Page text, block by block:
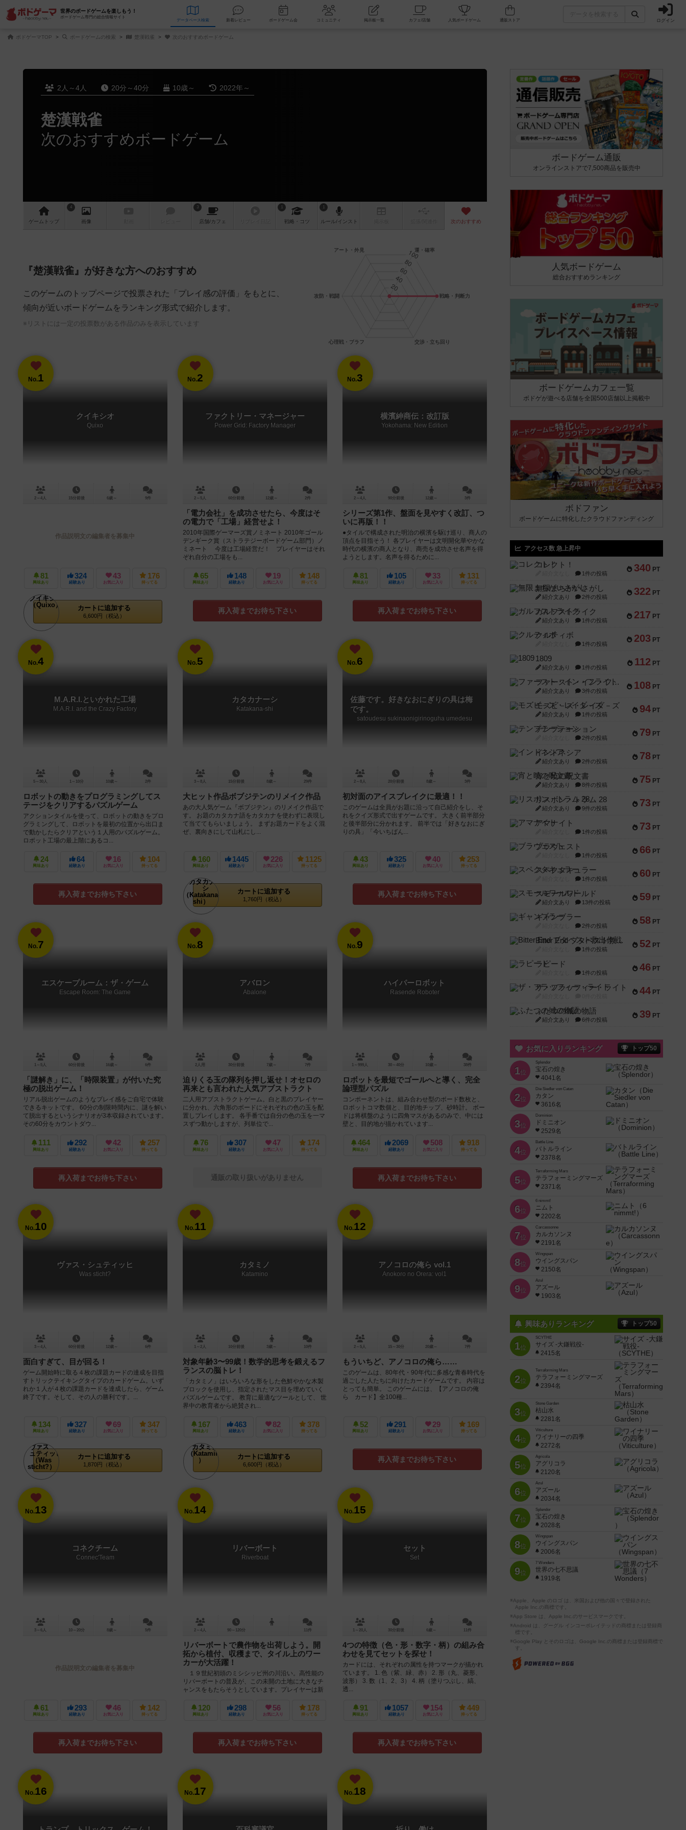
世界のボードゲームを楽しもう！
ボードゲーム専門の総合情報サイト
データベース 検索 新着レビュー ボードゲーム会 コミュニティ 掲示板一覧 カフェ/店舗 人気ボードゲーム ログイン
ボドゲーマTOP ボードゲームの検索 楚漢戦雀 次のおすすめボードゲーム
2人～4人 20分～40分 10歳～ 2022年～
楚漢戦雀
次のおすすめボードゲーム
ゲーム トップ
4
画像
3
店舗/カフェ
1
戦略 ・コツ
1
ルール/インスト 次のおすすめ
『楚漢戦雀』が好きな方へのおすすめ
このゲームのトップページで投票された「プレイ感の評価」をもとに、
傾向が近いボードゲームをランキング形式で紹介します。
※リストには一定の投票数がある作品のみを表示しています
No.1
クイキシオ
Quixo
2～4人 15分前後 6歳～ 9件
作品説明文の編集者を募集中
81
興味あり
324
経験あり
43
お気に入り
176
持ってる
カートに追加する
6,600円（税込）
No.2
ファクトリー・マネージャー
Power Grid: Factory Manager
2～5人 60分前後 12歳～ 2件
「電力会社」を成功させたら、今度はそ
の電力で「工場」経営せよ！
2010年国際ゲーマーズ賞ノミネート 2010年ゴール
デンギーク賞（ストラテジーボードゲーム部門）ノ
ミネート 今度は工場経営だ！ プレイヤーはそれ
ぞれ自分の工場をも...
65
興味あり
148
経験あり
19
お気に入り
148
持ってる
再入荷までお待ち下さい
No.3
横濱紳商伝：改訂版
Yokohama: New Edition
2～4人 90分前後 12歳～ 3件
シリーズ第1作、盤面を見やすく改訂、つ
いに再版！！
●タイルで構成された明治の横濱を駆け巡り、商人の
頂点を目指そう！ 各プレイヤーは文明開化華やかな
時代の横濱の商人となり、商売を成功させ名声を得
ようとします。名声を得るために...
81
興味あり
105
経験あり
33
お気に入り
131
持ってる
再入荷までお待ち下さい
No.4
M.A.R.I.といかれた工場
M.A.R.I. and the Crazy Factory
5～30人 1～10分 10歳～ 2件
ロボットの動きをプログラミングしてス
テージをクリアするパズルゲーム
アクションタイルを使って、ロボットの動きをプロ
グラミングして、ロボットを最初の位置から出口ま
で動かしたらクリアという１人用のパズルゲーム。
ロボット工場の最上階にあるコ...
24
興味あり
64
経験あり
16
お気に入り
104
持ってる
再入荷までお待ち下さい
No.5
カタカナーシ
Katakana-shi
3～8人 15分前後 8歳～ 29件
大ヒット作品ボブジテンのリメイク作品
あの大人気ゲーム『ボブジテン』のリメイク作品で
す。 お題のカタカナ語をカタカナを使わずに表現し
て当ててもらいましょう。 まずお題カードをよく混
ぜ、裏向きにして山札にし...
160
興味あり
1445
経験あり
226
お気に入り
1125
持ってる
カートに追加する
1,760円（税込）
No.6
佐藤です。好きなおにぎりの具は梅
です。
satoudesu sukinaonigirinoguha umedesu
2～8人 20分前後 8歳～ 3件
初対面のアイスブレイクに最適！！
このゲームは全員がお題に沿って自己紹介をし、そ
れをクイズ形式で出すゲームです。 大きく前半部分
と後半部分に分かれます。 前半では「好きなおにぎ
りの具」「今いちばん...
43
興味あり
325
経験あり
40
お気に入り
253
持ってる
再入荷までお待ち下さい
No.7
エスケープルーム：ザ・ゲーム
Escape Room: The Game
1～5人 60分前後 16歳～ 6件
「謎解き」に、「時限装置」が付いた究
極の脱出ゲーム！
リアル脱出ゲームのようなプレイ感をご自宅で体験
できるキットです。 60分の制限時間内に、謎を解い
て脱出するというシナリオが3本収録されています。
その60分をカウントダウ...
111
興味あり
292
経験あり
42
お気に入り
257
持ってる
再入荷までお待ち下さい
No.8
アバロン
Abalone
2人用 30分前後 7歳～ 7件
迫りくる玉の隊列を押し返せ！オセロの
再来とも言われた人気アブストラクト
二人用アブストラクトゲーム。白と黒のプレイヤー
に分かれ、六角形のボードにそれぞれの色の玉を配
置しプレイします。 各手番では自分の色の玉を一マ
スずつ動かしますが、列単位で...
76
興味あり
307
経験あり
47
お気に入り
174
持ってる
通販の取り扱いがありません
No.9
ハイパーロボット
Rasende Roboter
1～999人 30～40分 10歳～ 38件
ロボットを最短でゴールへと導く、完全
論理型パズル
コンポーネントは、組み合わせ型のボード数枚と、
ロボットコマ数個と、目的地チップ、砂時計。 ボー
ドは将棋盤のように四角マスがあるのみで、中には
壁と、目的地が描かれています...
464
興味あり
2069
経験あり
508
お気に入り
918
持ってる
再入荷までお待ち下さい
No.10
ヴァス・シュティッヒ
Was sticht?
3～4人 60分前後 12歳～ 6件
面白すぎて、目が回る！
ゲーム開始時に取る４枚の課題カードの達成を目指
すトリックテイキングタイプのカードゲーム。いず
れか１人が４枚の課題カードを達成したら、ゲーム
終了です。そして、その人の勝利です。...
134
興味あり
327
経験あり
69
お気に入り
347
持ってる
カートに追加する
1,870円（税込）
No.11
カタミノ
Katamino
1～2人 10分前後 3歳～ 10件
対象年齢3〜99歳！数学的思考を鍛えるフ
ランスの脳トレ！
「カタミノ」はいろいろな形をした色鮮やかな木製
ブロックを使用し、指定されたマス目を埋めていく
パズルゲームです。 教育に最適なツールとして、 世
界中の教育者から絶賛され...
167
興味あり
463
経験あり
82
お気に入り
378
持ってる
カートに追加する
6,600円（税込）
No.12
アノコロの俺ら vol.1
Anokoro no Orera: vol1
2～5人 15～30分 20歳～ 7件
もういちど、アノコロの俺ら……
このゲームは、80年代・90年代に多感な青春時代を
過ごした人たちに向けたカードゲームです。 内容は
とっても簡単。 このゲームには、【アノコロの俺
ら カード】全100種...
52
興味あり
291
経験あり
29
お気に入り
169
持ってる
再入荷までお待ち下さい
No.13
コネクチーム
Connec'Team
3～6人 10～20分 8歳～ 5件
作品説明文の編集者を募集中
61
興味あり
293
経験あり
46
お気に入り
142
持ってる
再入荷までお待ち下さい
No.14
リバーボート
Riverboat
2～4人 90～120分 11件
リバーボートで農作物を出荷しよう。開
拓から植付、収穫まで、タイル上のワー
カーが大活躍！
１９世紀初頭のミシシッピ州の川沿い。高性能の
リバーボートの普及が、この未開の土地に大きなチ
ャンスをもたらそうとしています。プレイヤーは新
120
興味あり
298
経験あり
56
お気に入り
178
持ってる
再入荷までお待ち下さい
No.15
セット
Set
1～20人 30分前後 6歳～ 11件
4つの特徴（色・形・数字・柄）の組み合
わせを見てセットを探せ！
カードには、それぞれの属性を持つマークが描かれ
ています。 1. 色（紫、緑、赤） 2. 形（丸、菱形、
波形） 3. 数（1、2、3） 4. 柄（塗りつぶし、縞、
透...
91
興味あり
1057
経験あり
154
お気に入り
449
持ってる
再入荷までお待ち下さい
No.16 No.17 No.18
ボードゲーム通販
オンラインストアで7,500商品を販売中
人気ボードゲーム
総合おすすめランキング
ボードゲームカフェ一覧
ボドゲが遊べる店舗を全国500店舗以上掲載中
ボドファン
ボードゲームに特化したクラウドファンディング
アクセス数 急上昇中
340 PT
コレクト！
1件の投稿
322 PT
無限まちがいさがし
紹介文あり 2件の投稿
217 PT
ガルフストライク
紹介文あり 1件の投稿
203 PT
クルティボ
1件の投稿
112 PT
1809
紹介文あり 1件の投稿
108 PT
ファースト・イン・フライト
紹介文あり 3件の投稿
94 PT
モズビ－ズ・レイダ－ズ
紹介文あり 1件の投稿
79 PT
テンプテーション
2件の投稿
78 PT
インドネシア
紹介文あり 2件の投稿
75 PT
宵と暁の呪文書
紹介文あり 8件の投稿
73 PT
リスボン・トラム 28
紹介文あり 9件の投稿
73 PT
アマナイト
1件の投稿
66 PT
ブラヴェスト
1件の投稿
60 PT
スペクタキュラー
1件の投稿
59 PT
スモールワールド
紹介文あり 13件の投稿
58 PT
ギャンブラー
2件の投稿
52 PT
Bitter End ブタペスト救出作戦
1件の投稿
46 PT
ラピード
1件の投稿
44 PT
ザ・フラッフィー・ライト
39 PT
ふたつの城の物語
紹介文あり 6件の投稿
お気に入りランキング トップ50
1位
Splendor
宝石の煌き
4041名
2位
Die Siedler von Catan
カタン
3616名
3位
Dominion
ドミニオン
2529名
4位
Battle Line
バトルライン
2378名
5位
Terraforming Mars
テラフォーミングマーズ
2371名
6位
6 nimmt!
ニムト
2202名
7位
Carcassonne
カルカソンヌ
2191名
8位
Wingspan
ウイングスパン
2150名
9位
Azul
アズール
1903名
興味ありランキング トップ50
1位
SCYTHE
サイズ -大鎌戦役-
2415名
2位
Terraforming Mars
テラフォーミングマーズ
2394名
3位
Stone Garden
枯山水
2281名
4位
Viticulture
ワイナリーの四季
2272名
5位
Agricola
アグリコラ
2120名
6位
Azul
アズール
2034名
7位
Splendor
宝石の煌き
2028名
8位
Wingspan
ウイングスパン
2006名
9位
7 Wonders
世界の七不思議
1919名
※Apple、Apple のロゴ は、米国および他の国々で登録された
Apple Inc.の商標です。
※App Store は、Apple Inc.のサービスマークです。
※Android は、グーグル インコーポレイテッドの商標または登録商
標です。
※Google Play とそのロゴは、Google Inc.の商標または登録商標で
す。